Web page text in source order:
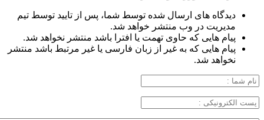
دیدگاه های ارسال شده توسط شما، پس از تایید توسط تیم
مدیریت در وب منتشر خواهد شد.
پیام هایی که حاوی تهمت یا افترا باشد منتشر نخواهد شد.
پیام هایی که به غیر از زبان فارسی یا غیر مرتبط باشد منتشر
نخواهد شد.